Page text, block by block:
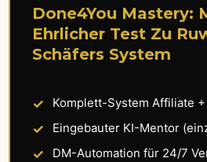
Done4You Mastery:
Ehrlicher Test Zu
Schäfers System
Komplett-System Affiliate
Eingebauter KI-Mentor
DM-Automation für 24/7